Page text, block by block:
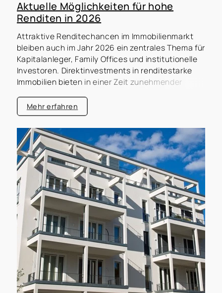
Aktuelle Möglichkeiten für hohe
Renditen in 2026
Attraktive Renditechancen im Immobilienmarkt
bleiben auch im Jahr 2026 ein zentrales Thema für
Kapitalanleger, Family Offices und institutionelle
Investoren. Direktinvestments in renditestarke
Immobilien bieten in einer Zeit zunehmender
inflationsgeschützte Perspektiven. Gleichzeitig
ermöglichen sie gezielte Investitionsstrategien
abseits volatiler Kapitalmärkte und bieten
exklusiven Zugang zu begehrten Objekten, die
häufig nicht öffentlich verfügbar sind. Die
Immoconcept Management GmbH steht seit
Jahrzehnten für exklusive Zugänge, fundierte
Marktkenntnisse und maßgeschneiderte
Investmentlösungen im Bereich
Mehrfamilienhäuser, Wohn- und Geschäftshäuser
sowie andere Kapitalanlageobjekte. Unsere
Präsenz in dynamischen Märkten wie Wuppertal,
Rhein-Ruhr und Leipzig sowie unser
gewachsenes Netzwerk verschaffen unseren
Kunden entscheidende Vorteile. Erfahren Sie, wie
Sie sich durch Direktinvestments 2026 starke
Renditen und nachhaltige Werte sichern können.
Mehr erfahren